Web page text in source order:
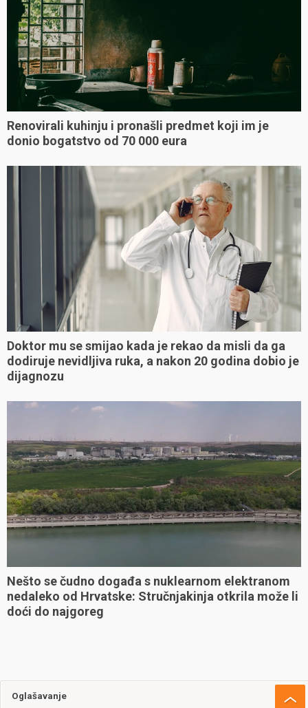
Renovirali kuhinju i pronašli predmet koji im je
donio bogatstvo od 70 000 eura
Doktor mu se smijao kada je rekao da misli da ga
dodiruje nevidljiva ruka, a nakon 20 godina dobio je
dijagnozu
Nešto se čudno događa s nuklearnom elektranom
nedaleko od Hrvatske: Stručnjakinja otkrila može li
doći do najgoreg
Oglašavanje